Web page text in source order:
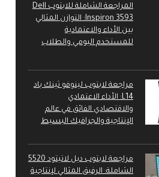
المراجعة الشاملة للابتوب Dell
Inspiron 3593: التوازن المثالي
بين الأداء والاعتمادية
للمستخدم اليومي والطلاب
مراجعة لابتوب لينوفو ثينك باد
L14: الأداء الاعتمادي
والاقتصادي الفائق في عالم
الإنتاجية والجرافيك البسيط
مراجعة لابتوب ديل لاتيتود 5520
الشاملة: الرفيق المثالي لإنتاجية